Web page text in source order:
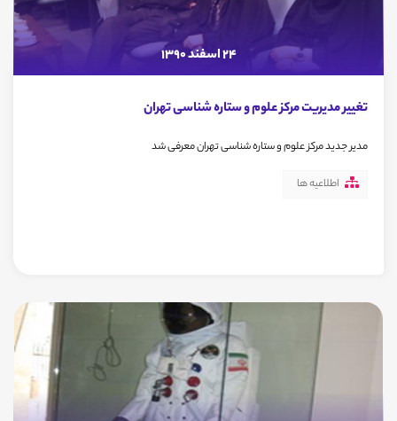
24 اسفند 1390
تغییر مدیریت مرکز علوم و ستاره شناسی تهران
مدیر جدید مرکز علوم و ستاره شناسی تهران معرفی شد
اطلاعیه ها